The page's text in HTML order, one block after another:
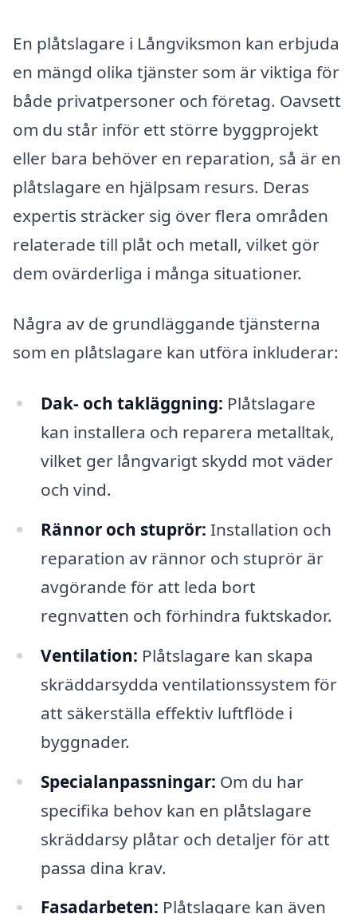
En plåtslagare i Långviksmon kan erbjuda
en mängd olika tjänster som är viktiga för
både privatpersoner och företag. Oavsett
om du står inför ett större byggprojekt
eller bara behöver en reparation, så är en
plåtslagare en hjälpsam resurs. Deras
expertis sträcker sig över flera områden
relaterade till plåt och metall, vilket gör
dem ovärderliga i många situationer.
Några av de grundläggande tjänsterna
som en plåtslagare kan utföra inkluderar:
Dak- och takläggning: Plåtslagare
kan installera och reparera metalltak,
vilket ger långvarigt skydd mot väder
och vind.
Rännor och stuprör: Installation och
reparation av rännor och stuprör är
avgörande för att leda bort
regnvatten och förhindra fuktskador.
Ventilation: Plåtslagare kan skapa
skräddarsydda ventilationssystem för
att säkerställa effektiv luftflöde i
byggnader.
Specialanpassningar: Om du har
specifika behov kan en plåtslagare
skräddarsy plåtar och detaljer för att
passa dina krav.
Fasadarbeten: Plåtslagare kan även